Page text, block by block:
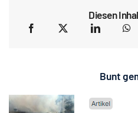
Diesen
Bunt